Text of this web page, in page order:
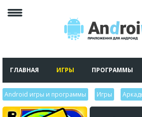
ГЛАВНАЯ ИГРЫ ПРОГРАММЫ
Android игры и программы Игры